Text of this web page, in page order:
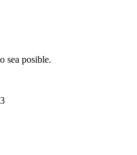
sea posible.